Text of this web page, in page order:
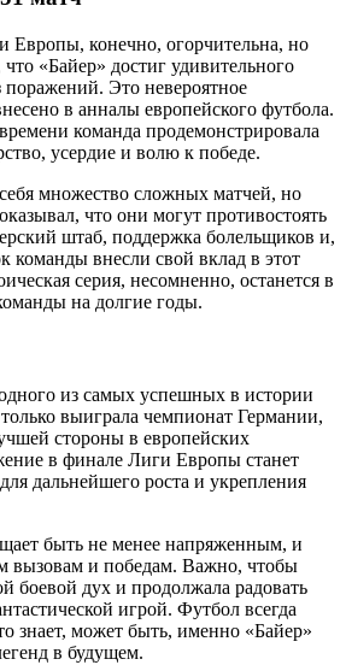
Европы, конечно, огорчительна, но
что «Байер» достиг удивительного
Это невероятное
в анналы европейского футбола.
команда продемонстрировала
усердие и волю к победе.
множество сложных матчей, но
что они могут противостоять
штаб, поддержка болельщиков и,
команды внесли свой вклад в этот
серия, несомненно, останется в
на долгие годы.
из самых успешных в истории
выиграла чемпионат Германии,
стороны в европейских
в финале Лиги Европы станет
дальнейшего роста и укрепления
быть не менее напряженным, и
вызовам и победам. Важно, чтобы
боевой дух и продолжала радовать
игрой. Футбол всегда
знает, может быть, именно «Байер»
в будущем.